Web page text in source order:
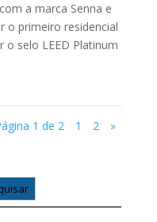
a marca Senna e
o primeiro residencial
o selo LEED Platinum
1 de 2 1 2 »